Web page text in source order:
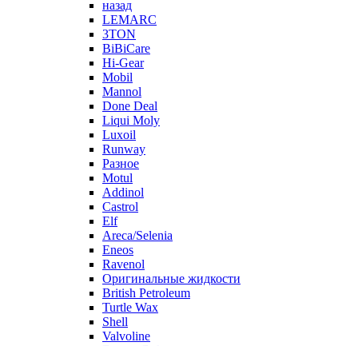
назад
LEMARC
3TON
BiBiCare
Hi-Gear
Mobil
Mannol
Done Deal
Liqui Moly
Luxoil
Runway
Разное
Motul
Addinol
Castrol
Elf
Areca/Selenia
Eneos
Ravenol
Оригинальные жидкости
British Petroleum
Turtle Wax
Shell
Valvoline